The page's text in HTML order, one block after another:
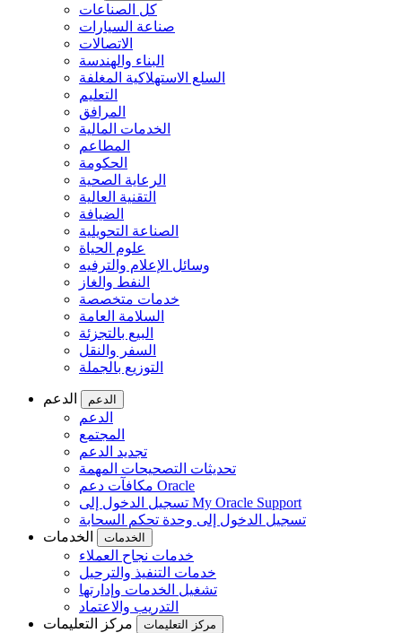
كل الصناعات
صناعة السيارات
الاتصالات
البناء والهندسة
السلع الاستهلاكية المغلفة
التعليم
المرافق
‏‫الخدمات المالية
المطاعم
الحكومة
الرعاية الصحية
التقنية العالية
الضيافة
الصناعة التحويلية
علوم الحياة
وسائل الإعلام والترفيه
النفط والغاز
خدمات متخصصة
السلامة العامة
البيع بالتجزئة
السفر والنقل
التوزيع بالجملة
الدعم الدعم
الدعم
المجتمع
تجديد الدعم
تحديثات التصحيحات المهمة
مكافآت دعم Oracle
تسجيل الدخول إلى My Oracle Support
تسجيل الدخول إلى وحدة تحكم السحابة
الخدمات
الخدمات
خدمات نجاح العملاء
خدمات التنفيذ والترحيل
تشغيل الخدمات وإدارتها
التدريب والاعتماد
مركز التعليمات
مركز التعليمات